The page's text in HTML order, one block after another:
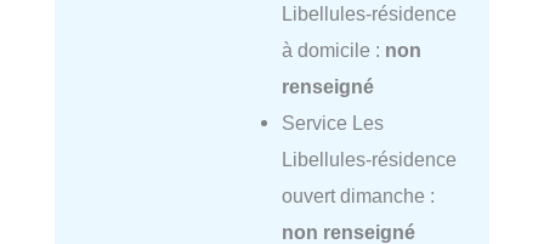
Libellules-résidence
à domicile : non
renseigné
Service Les
Libellules-résidence
ouvert dimanche :
non renseigné